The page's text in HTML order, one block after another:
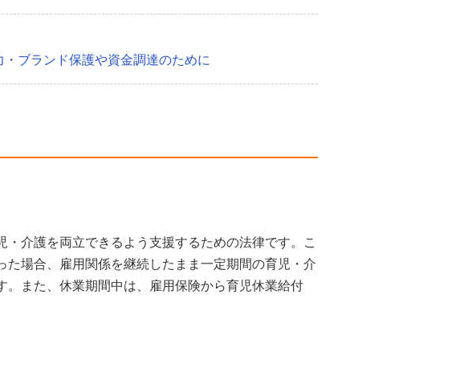
ブランド保護や資金調達のために
介護を両立できるよう支援するための法律です。こ
た場合、雇用関係を継続したまま一定期間の育児・介
。また、休業期間中は、雇用保険から育児休業給付